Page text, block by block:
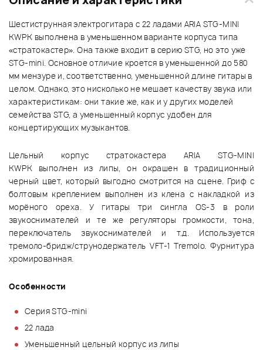
Шестиструнная электрогитара с 22 ладами ARIA STG-MINI
KWPK выполнена в уменьшенном варианте корпуса типа
«стратокастер». Она также входит в серию STG, но это уже
STG-mini. Основное отличие кроется в уменьшенной до 580
мм мензуре и, соответственно, уменьшенной длине гитары в
целом. Однако, это нисколько не мешает качеству звука или
характеристикам: они такие же, как и у других моделей
семейства STG, а уменьшенный корпус удобен для
концертирующих музыкантов.
Цельный корпус стратокастера ARIA STG-MINI
KWPK выполнен из липы, он окрашен в традиционный
черный цвет, который выгодно смотрится на сцене. Гриф с
болтовым креплением выполнен из клена с накладкой из
морёного ореха. У гитары три сингла OS-3 в роли
звукоснимателей и те же регуляторы громкости, тона,
переключатель звукоснимателей и т.д. Используется
тремоло-бридж/струнодержатель VFT-1 Tremolo. Фурнитура
хромированная.
Особенности
Серия STG-mini
22 лада
Уменьшенный цельный корпус из липы